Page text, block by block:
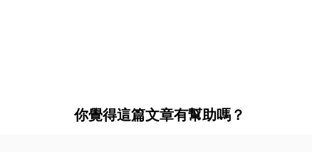
你覺得這篇文章有幫助嗎？